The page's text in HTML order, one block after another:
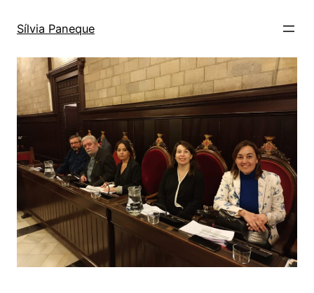
Sílvia Paneque